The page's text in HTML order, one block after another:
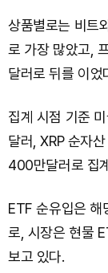
상품별로는 비트
로 가장 많았고,
달러로 뒤를 이었
집계 시점 기준
달러, XRP 순자
400만달러로 집
ETF 순유입은 해
로, 시장은 현물
보고 있다.